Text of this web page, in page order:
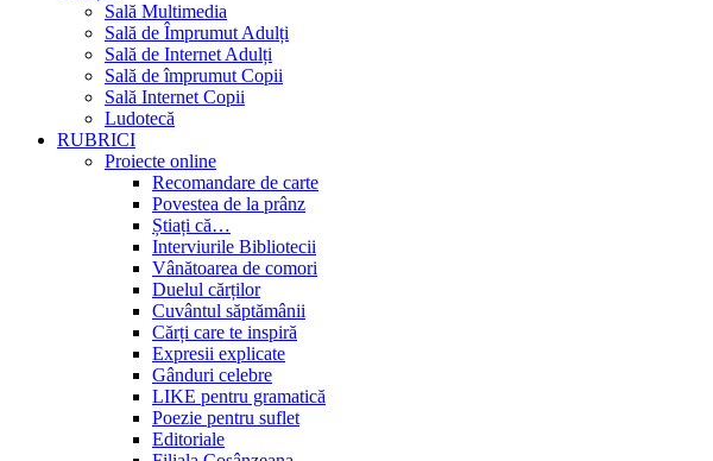
Sală Multimedia
Sală de Împrumut Adulți
Sală de Internet Adulți
Sală de împrumut Copii
Sală Internet Copii
Ludotecă
RUBRICI
Proiecte online
Recomandare de carte
Povestea de la prânz
Știați că…
Interviurile Bibliotecii
Vânătoarea de comori
Duelul cărților
Cuvântul săptămânii
Cărți care te inspiră
Expresii explicate
Gânduri celebre
LIKE pentru gramatică
Poezie pentru suflet
Editoriale